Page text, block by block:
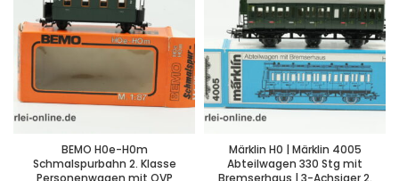
BEMO H0e-H0m
Schmalspurbahn 2. Klasse
Personenwagen mit OVP
Märklin H0 | Märklin 4005
Abteilwagen 330 Stg mit
Bremserhaus | 3-Achsiger 2.